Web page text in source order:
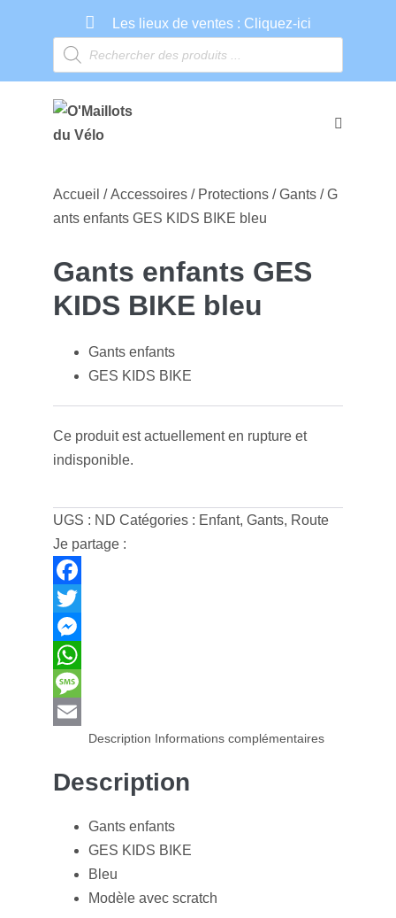
Les lieux de ventes : Cliquez-ici
Accueil /Accessoires / Protections /Gants / G
ants enfants GES KIDS BIKE bleu
Gants enfants GES
KIDS BIKE bleu
Gants enfants
GES KIDS BIKE
Ce produit est actuellement en rupture et
indisponible.
UGS : ND Catégories : Enfant, Gants, Route
Je partage :
F
a
c
e
b
T
w
i
M
e
s
W
hM
Description Informations complémentaires
Description
Gants enfants
GES KIDS BIKE
Bleu
Modèle avec scratch